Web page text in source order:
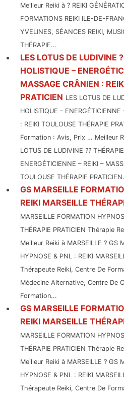
Meilleur Reiki à ? REIKI
FORMATIONS REIKI ILE-DE-
YVELINES, SÉANCES REIKI,
THÉRAPIE...
LES LOTUS DE LUDIVINE
HOLISTIQUE –
MASSAGE CRÂNIEN :
PRATICIEN LES LOTUS DE
HOLISTIQUE –
: REIKI TOULOUSE THÉRAPIE
Formation : Avis, Prix … Meilleur
LOTUS DE LUDIVINE ??
ENERGÉTICIENNE – REIKI –
TOULOUSE THÉRAPIE
GS MARSEILLE
REIKI MARSEILLE
MARSEILLE FORMATION
THÉRAPIE PRATICIEN Thérapie
Meilleur Reiki à MARSEILLE ? GS
HYPNOSE & PNL : REIKI
Thérapeute Reiki, Centre De
Médecine Alternative, Centre De
Formation...
GS MARSEILLE
REIKI MARSEILLE
MARSEILLE FORMATION
THÉRAPIE PRATICIEN Thérapie
Meilleur Reiki à MARSEILLE ? GS
HYPNOSE & PNL : REIKI
Thérapeute Reiki, Centre De